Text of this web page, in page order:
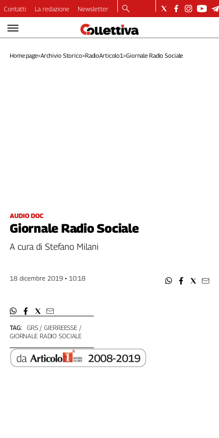
Video
Dirette
Filcams
Fillea
Fiom
Flc
Fp
Nidil
Slc
Spi
Contatti La redazione Newsletter
Home page>Archivio Storico>RadioArticolo1>Giornale Radio Sociale
AUDIO DOC
Giornale Radio Sociale
A cura di Stefano Milani
18 dicembre 2019 • 10:18
TAG: GRS
GIERREESSE
GIORNALE RADIO SOCIALE